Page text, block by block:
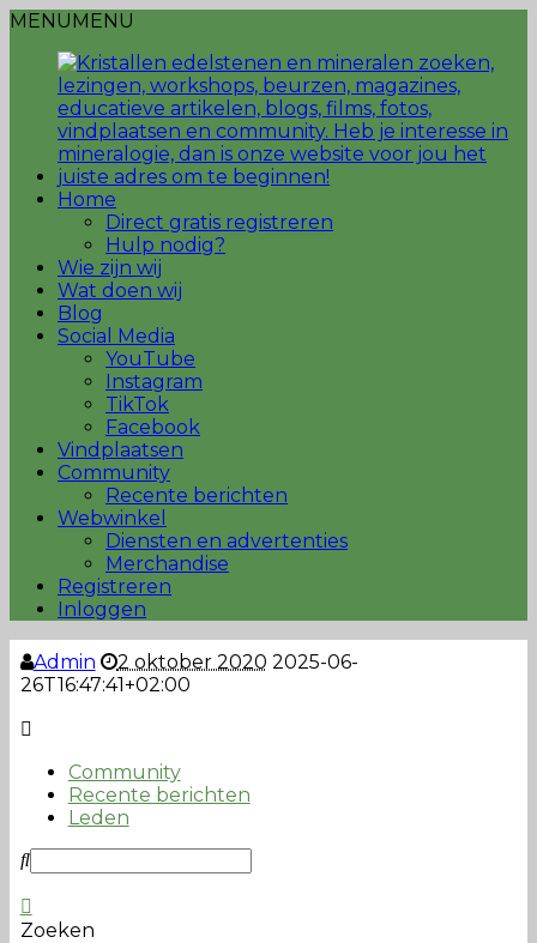
MENUMENU
Home
Direct gratis registreren
Hulp nodig?
Wie zijn wij
Wat doen wij
Blog
Social Media
YouTube
Instagram
TikTok
Facebook
Vindplaatsen
Community
Recente berichten
Webwinkel
Diensten en advertenties
Merchandise
Registreren
Inloggen
Admin 2 oktober 2020 2025-06-
26T16:47:41+02:00
Community
Recente berichten
Leden
Zoeken